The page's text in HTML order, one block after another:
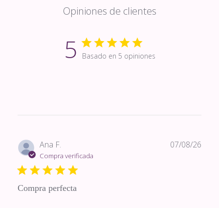
Opiniones de clientes
5 Basado en 5 opiniones
Ana F.
Compra verificada
Compra perfecta
07/08/26